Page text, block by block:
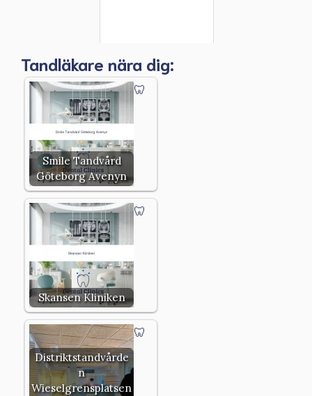
Tandläkare nära dig:
Smile Tandvård
Göteborg Avenyn
Skansen Kliniken
Distriktstandvårde
n
Wieselgrensplatsen